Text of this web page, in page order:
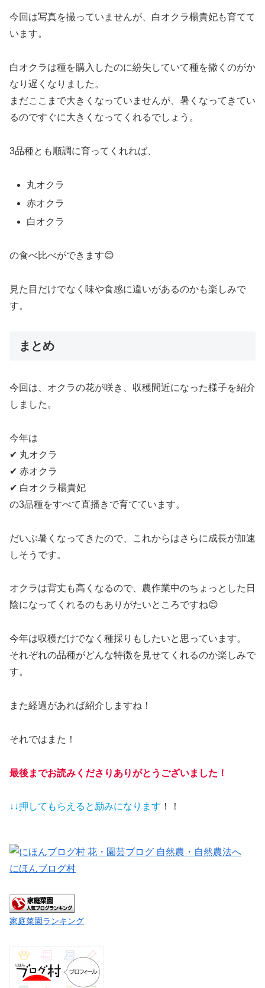
今回は写真を撮っていませんが、白オクラ楊貴妃も育てて
います。
白オクラは種を購入したのに紛失していて種を撒くのがか
なり遅くなりました。
まだここまで大きくなっていませんが、暑くなってきてい
るのですぐに大きくなってくれるでしょう。
3品種とも順調に育ってくれれば、
丸オクラ
赤オクラ
白オクラ
の食べ比べができます😊
見た目だけでなく味や食感に違いがあるのかも楽しみで
す。
まとめ
今回は、オクラの花が咲き、収穫間近になった様子を紹介
しました。
今年は
✔ 丸オクラ
✔ 赤オクラ
✔ 白オクラ楊貴妃
の3品種をすべて直播きで育てています。
だいぶ暑くなってきたので、これからはさらに成長が加速
しそうです。
オクラは背丈も高くなるので、農作業中のちょっとした日
陰になってくれるのもありがたいところですね😊
今年は収穫だけでなく種採りもしたいと思っています。
それぞれの品種がどんな特徴を見せてくれるのか楽しみで
す。
また経過があれば紹介しますね！
それではまた！
最後までお読みくださりありがとうございました！
↓↓押してもらえると 励みになります ！！
にほんブログ村
家庭菜園ランキング